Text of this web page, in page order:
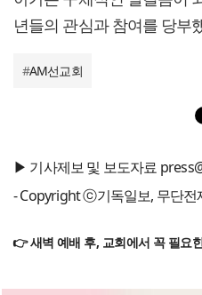
년들의 관심과 참여를 당부
#AM선교회
▶ 기사제보 및 보도자료
- Copyright ⓒ기독일보, 무단전
👉 새벽 예배 후, 교회에서 꼭 필요